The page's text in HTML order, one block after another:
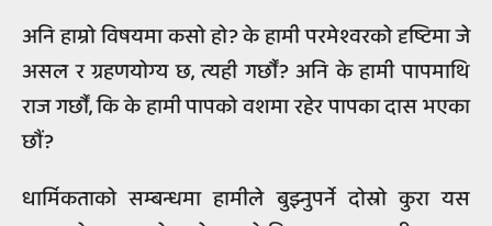
अनि हाम्रो विषयमा कसो हो? के हामी परमेश्वरको दृष्टिमा जे
असल र ग्रहणयोग्य छ, त्यही गर्छौं? अनि के हामी पापमाथि
राज गर्छौं, कि के हामी पापको वशमा रहेर पापका दास भएका
छौं?
धार्मिकताको सम्बन्धमा हामीले बुझ्नुपर्ने दोस्रो कुरा यस